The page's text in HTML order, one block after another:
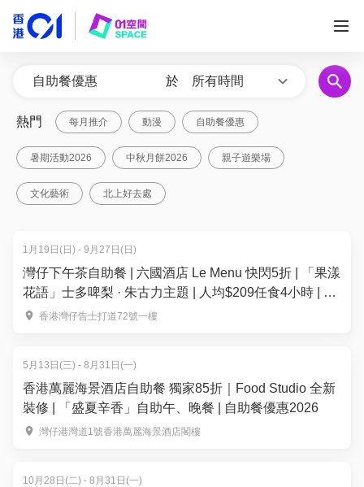
於 所有時間
熱門 每月推介 動漫 自助餐優惠
暑期活動2026 中秋月餅2026 親子遊樂場
文化藝術 北上好去處
1月19日(日) - 9月27日(日)
灣仔下午茶自助餐 | 六國酒店 Le Menu 快閃5折 | 「果漾
花語」士多啤梨 · 朱古力主題 | 人均$209任食4小時 | 自
助餐優惠2026
香港灣仔告士打道72號一樓
5月13日(三) - 8月31日(一)
香港萬麗海景酒店自助餐 獨家85折｜Food Studio 全新
裝修 | 「盛夏辛香」自助午、晚餐 | 自助餐優惠2026
灣仔港灣道1號香港萬麗海景酒店閣樓
10月28日(二) - 8月31日(一)